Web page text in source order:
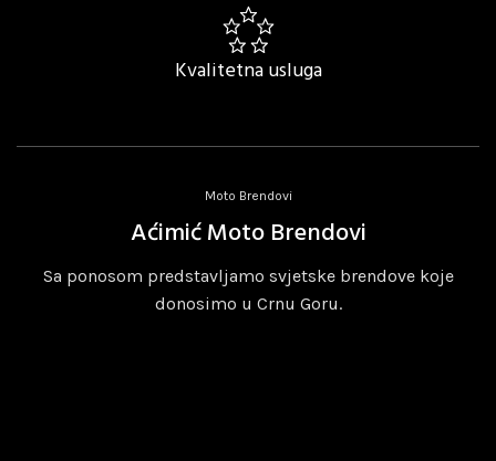
Kvalitetna usluga
Moto Brendovi
Aćimić Moto Brendovi
Sa ponosom predstavljamo svjetske brendove koje
donosimo u Crnu Goru.